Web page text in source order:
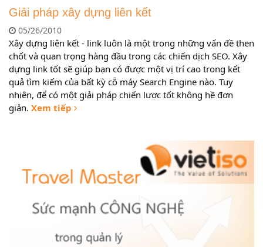
Giải pháp xây dựng liên kết
05/26/2010
Xây dựng liên kết - link luôn là một trong những vấn đề then
chốt và quan trọng hàng đầu trong các chiến dịch SEO. Xây
dựng link tốt sẽ giúp bạn có được một vị trí cao trong kết
quả tìm kiếm của bất kỳ cỗ máy Search Engine nào. Tuy
nhiên, để có một giải pháp chiến lược tốt không hề đơn
giản. Xem tiếp